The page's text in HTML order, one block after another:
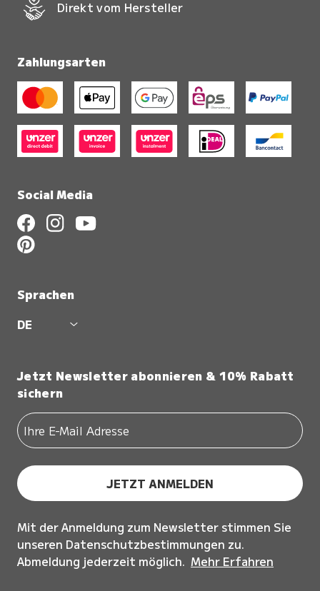
Direkt vom Hersteller
Zahlungsarten
Social Media
Sprachen
DE
Jetzt Newsletter abonnieren & 10% Rabatt
sichern
JETZT ANMELDEN
Mit der Anmeldung zum Newsletter stimmen Sie
unseren Datenschutzbestimmungen zu.
Abmeldung jederzeit möglich. Mehr Erfahren